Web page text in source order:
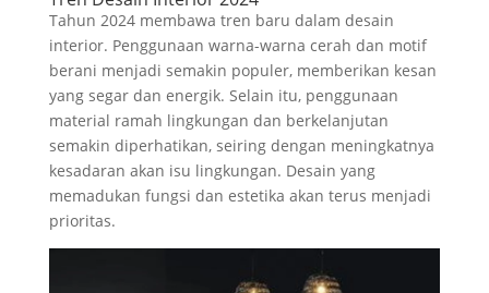
Tahun 2024 membawa tren baru dalam desain
interior. Penggunaan warna-warna cerah dan motif
berani menjadi semakin populer, memberikan kesan
yang segar dan energik. Selain itu, penggunaan
material ramah lingkungan dan berkelanjutan
semakin diperhatikan, seiring dengan meningkatnya
kesadaran akan isu lingkungan. Desain yang
memadukan fungsi dan estetika akan terus menjadi
prioritas.